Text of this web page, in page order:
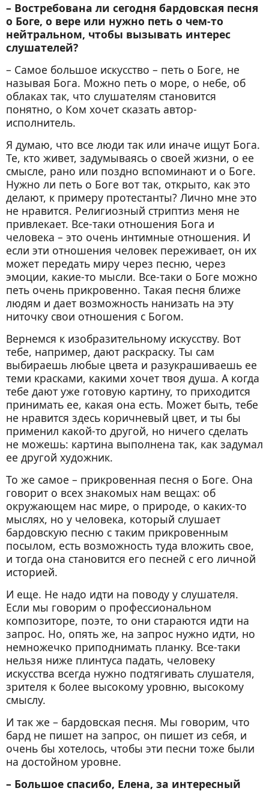
– Востребована ли сегодня бардовская песня
о Боге, о вере или нужно петь о чем-то
нейтральном, чтобы вызывать интерес
слушателей?
– Самое большое искусство – петь о Боге, не
называя Бога. Можно петь о море, о небе, об
облаках так, что слушателям становится
понятно, о Ком хочет сказать автор-
исполнитель.
Я думаю, что все люди так или иначе ищут Бога.
Те, кто живет, задумываясь о своей жизни, о ее
смысле, рано или поздно вспоминают и о Боге.
Нужно ли петь о Боге вот так, открыто, как это
делают, к примеру протестанты? Лично мне это
не нравится. Религиозный стриптиз меня не
привлекает. Все-таки отношения Бога и
человека – это очень интимные отношения. И
если эти отношения человек переживает, он их
может передать миру через песню, через
эмоции, какие-то мысли. Все-таки о Боге можно
петь очень прикровенно. Такая песня ближе
людям и дает возможность нанизать на эту
ниточку свои отношения с Богом.
Вернемся к изобразительному искусству. Вот
тебе, например, дают раскраску. Ты сам
выбираешь любые цвета и разукрашиваешь ее
теми красками, какими хочет твоя душа. А когда
тебе дают уже готовую картину, то приходится
принимать ее, какая она есть. Может быть, тебе
не нравится здесь коричневый цвет, и ты бы
применил какой-то другой, но ничего сделать
не можешь: картина выполнена так, как задумал
ее другой художник.
То же самое – прикровенная песня о Боге. Она
говорит о всех знакомых нам вещах: об
окружающем нас мире, о природе, о каких-то
мыслях, но у человека, который слушает
бардовскую песню с таким прикровенным
посылом, есть возможность туда вложить свое,
и тогда она становится его песней с его личной
историей.
И еще. Не надо идти на поводу у слушателя.
Если мы говорим о профессиональном
композиторе, поэте, то они стараются идти на
запрос. Но, опять же, на запрос нужно идти, но
немножечко приподнимать планку. Все-таки
нельзя ниже плинтуса падать, человеку
искусства всегда нужно подтягивать слушателя,
зрителя к более высокому уровню, высокому
смыслу.
И так же – бардовская песня. Мы говорим, что
бард не пишет на запрос, он пишет из себя, и
очень бы хотелось, чтобы эти песни тоже были
на достойном уровне.
– Большое спасибо, Елена, за интересный